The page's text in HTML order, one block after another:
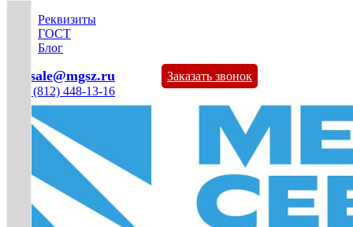
Реквизиты
ГОСТ
Блог
mg-sale@mgsz.ru
Заказать звонок
+7 (812) 448-13-16